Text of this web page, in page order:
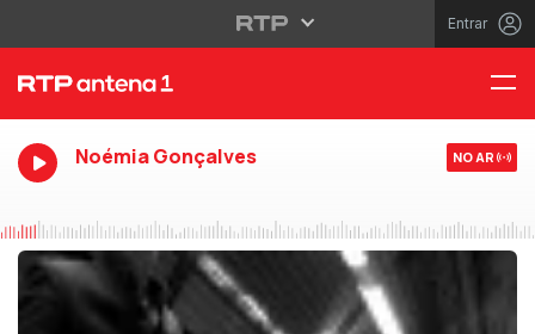
Entrar
Noémia Gonçalves NO AR